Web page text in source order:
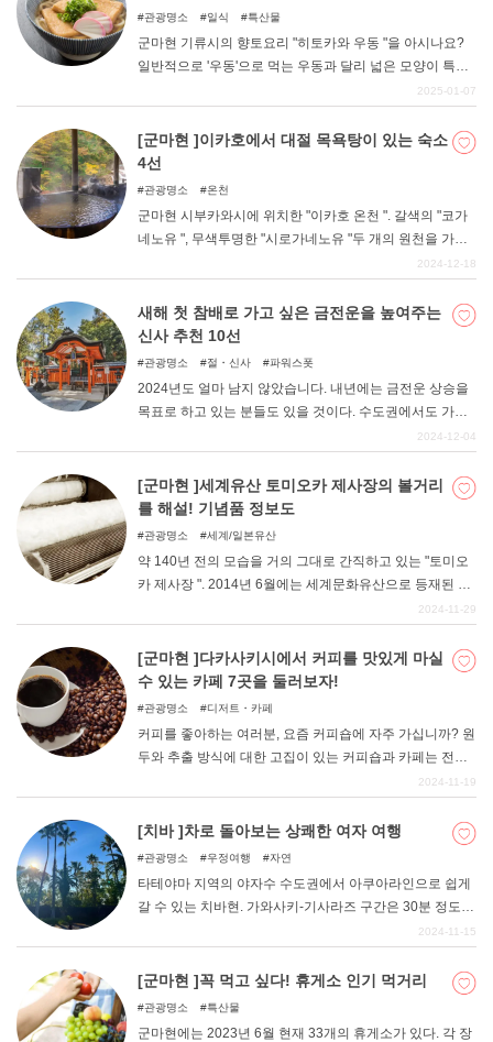
니다.
관광명소 일식 특산물
군마현 기류시의 향토요리 "히토카와 우동 "을 아시나요?
일반적으로 '우동'으로 먹는 우동과 달리 넓은 모양이 특징
입니다. 언뜻 보면 마치 천처럼 보이는 이 음식은 그 생김새
알려지게 되었다. 이번에는 그런 히토카와 우동을 맛볼 수
있는 추천 가게에 대해 정리해 보았다.
2025-01-07
[군마현 ]이카호에서 대절 목욕탕이 있는 숙소
4선
관광명소 온천
군마현 시부카와시에 위치한 "이카호 온천 ". 갈색의 "코가
네노유 ", 무색투명한 "시로가네노유 "두 개의 원천을 가진
인기 온천지입니다. 먹거리를 즐길 수 있는 가게가 늘어선
의 발상지라고도 한다. 그런 이카호에서 숙박한다면 역시
온천에 천천히 몸을 담그고 싶을 것이다. 이번 기사에서는
'대절 목욕탕이 있는 숙소'를 정리해 보았다.
2024-12-18
새해 첫 참배로 가고 싶은 금전운을 높여주는
신사 추천 10선
관광명소 절・신사 파워스폿
2024년도 얼마 남지 않았습니다. 내년에는 금전운 상승을
목표로 하고 있는 분들도 있을 것이다. 수도권에서도 가기
쉬운 관동지역에서 금전운 상승에 도움이 되는 추천 신사
배하여 금전운을 올려보자.
2024-12-04
[군마현 ]세계유산 토미오카 제사장의 볼거리
를 해설! 기념품 정보도
관광명소 세계/일본유산
약 140년 전의 모습을 거의 그대로 간직하고 있는 "토미오
카 제사장 ". 2014년 6월에는 세계문화유산으로 등재된 것
도 기억에 남는다. 이번 기사에서는 토미오카 제사장이란
념품 정보도 함께 정리해 놓았으니 꼭 참고해 주세요.
2024-11-29
[군마현 ]다카사키시에서 커피를 맛있게 마실
수 있는 카페 7곳을 둘러보자!
관광명소 디저트・카페
커피를 좋아하는 여러분, 요즘 커피숍에 자주 가십니까? 원
두와 추출 방식에 대한 고집이 있는 커피숍과 카페는 전국
각지에 있다. 물론 군마현에도 커피 마니아들을 열광케 하
하여 정리해 보겠습니다. 시내의 맛있는 커피를 마실 수 있
는 가게를 소개하니, 커피숍과 카페 탐방에 활용해보자.
2024-11-19
[치바 ]차로 돌아보는 상쾌한 여자 여행
관광명소 우정여행 자연
타테야마 지역의 야자수 수도권에서 아쿠아라인으로 쉽게
갈 수 있는 치바현. 가와사키-기사라즈 구간은 30분 정도면
에 드라이브하고 싶은 관광지가 많이 있다! 이번 기사에서
는 기사라즈, 조시, 카모가와, 나리타 등 다양한 지바의 명
2024-11-15
[군마현 ]꼭 먹고 싶다! 휴게소 인기 먹거리
관광명소 특산물
군마현에는 2023년 6월 현재 33개의 휴게소가 있다. 각 장